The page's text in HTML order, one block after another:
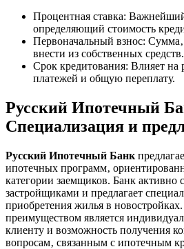
Процентная ставка: Важнейший
определяющий стоимость
Первоначальный взнос:
внести из собственных средств.
Срок кредитования: Влияет на
платежей и общую переплату.
Русский Ипотечный
Специализация и
Русский Ипотечный Банк
ипотечных программ‚
категории заемщиков. Банк активно
застройщиками и предлагает
приобретения жилья в
преимуществом является
клиенту и возможность получения
вопросам‚ связанным с ипотечным